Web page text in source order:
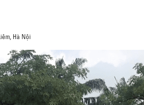
Hà Nội